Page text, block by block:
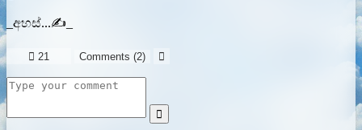
_අහස්...✍️_
 21 Comments (2) 
